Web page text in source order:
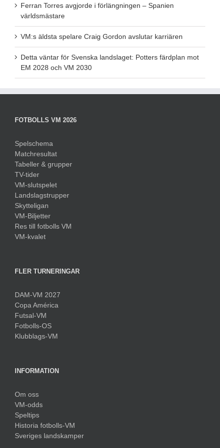
Ferran Torres avgjorde i förlängningen – Spanien
världsmästare
VM:s äldsta spelare Craig Gordon avslutar karriären
Detta väntar för Svenska landslaget: Potters färdplan mot
EM 2028 och VM 2030
FOTBOLLS VM 2026
Spelschema
Matchresultat
Tabeller & grupper
TV-tider
VM-slutspelet
Landslagstrupper
Skytteligan
VM-Biljetter
Res till fotbolls VM
VM-kvalet
FLER TURNERINGAR
DAM-VM 2027
Copa América
Futsal-VM
Fotbolls-OS
Klubblags-VM
INFORMATION
Om oss
VM-odds
Speltips
Historia fotbolls-VM
Sveriges landskamper